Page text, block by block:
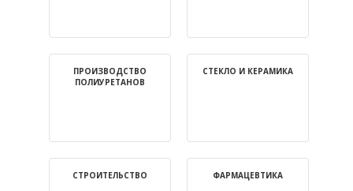
ПРОИЗВОДСТВО
ПОЛИУРЕТАНОВ
СТЕКЛО И КЕРАМИКА
СТРОИТЕЛЬСТВО ФАРМАЦЕВТИКА